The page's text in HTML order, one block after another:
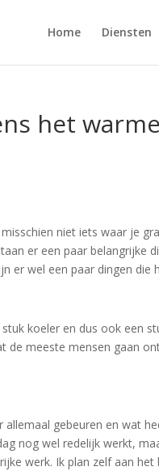
Home Diensten
het
niet iets waar je
er een paar belangrijke
er wel een paar dingen die
koeler en dus ook een
de meeste mensen gaan
allemaal gebeuren en wat
nog wel redelijk werkt,
werk. Ik plan zelf aan